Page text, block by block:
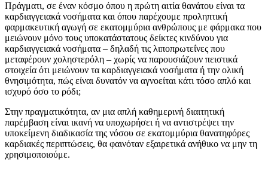
Πράγματι, σε έναν κόσμο όπου η πρώτη αιτία θανάτου είναι τα
καρδιαγγειακά νοσήματα και όπου παρέχουμε προληπτική
φαρμακευτική αγωγή σε εκατομμύρια ανθρώπους με φάρμακα που
μειώνουν μόνο τους υποκατάστατους δείκτες κινδύνου για
καρδιαγγειακά νοσήματα – δηλαδή τις λιποπρωτεΐνες που
μεταφέρουν χοληστερόλη – χωρίς να παρουσιάζουν πειστικά
στοιχεία ότι μειώνουν τα καρδιαγγειακά νοσήματα ή την ολική
θνησιμότητα, πώς είναι δυνατόν να αγνοείται κάτι τόσο απλό και
ισχυρό όσο το ρόδι;
Στην πραγματικότητα, αν μια απλή καθημερινή διαιτητική
παρέμβαση είναι ικανή να υποχωρήσει ή να αντιστρέψει την
υποκείμενη διαδικασία της νόσου σε εκατομμύρια θανατηφόρες
καρδιακές περιπτώσεις, θα φαινόταν εξαιρετικά ανήθικο να μην τη
χρησιμοποιούμε.